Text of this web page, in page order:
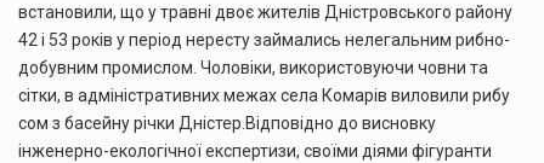
встановили, що у травні двоє жителів Дністровського району
42 і 53 років у період нересту займались нелегальним рибно-
добувним промислом. Чоловіки, використовуючи човни та
сітки, в адміністративних межах села Комарів виловили рибу
сом з басейну річки Дністер.Відповідно до висновку
інженерно-екологічної експертизи, своїми діями фігуранти